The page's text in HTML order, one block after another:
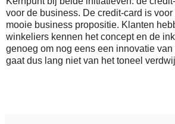
voor de business. De credit-card is
mooie business propositie. Klanten
winkeliers kennen het concept en de
genoeg om nog eens een innovatie van
gaat dus lang niet van het toneel